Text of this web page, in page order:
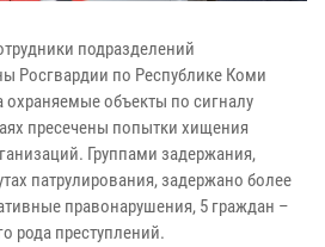
подразделений
Росгвардии по Республике Коми
охраняемые объекты по сигналу
пресечены попытки хищения
Группами задержания,
патрулирования, задержано более
правонарушения, 5 граждан –
рода преступлений.